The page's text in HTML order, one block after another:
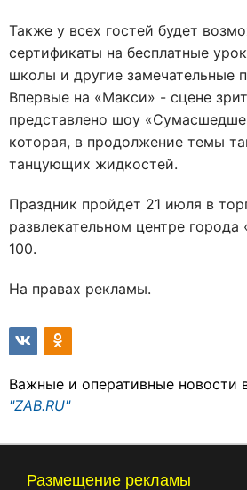
Также у всех гостей будет
сертификаты на бесплатные
школы и другие замечательные
Впервые на «Макси» - сцене
представлено шоу
которая, в продолжение темы
танцующих жидкостей.
Праздник пройдет 21 июля в
развлекательном центре
100.
На правах рекламы.
Важные и оперативные новости
"ZAB.RU"
Размещение рекламы